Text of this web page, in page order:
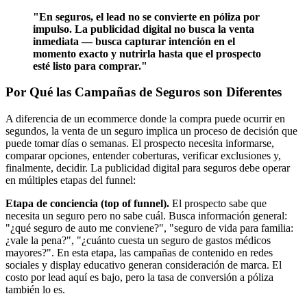
"En seguros, el lead no se convierte en póliza por
impulso. La publicidad digital no busca la venta
inmediata — busca capturar intención en el
momento exacto y nutrirla hasta que el prospecto
esté listo para comprar."
Por Qué las Campañas de Seguros son Diferentes
A diferencia de un ecommerce donde la compra puede ocurrir en
segundos, la venta de un seguro implica un proceso de decisión que
puede tomar días o semanas. El prospecto necesita informarse,
comparar opciones, entender coberturas, verificar exclusiones y,
finalmente, decidir. La publicidad digital para seguros debe operar
en múltiples etapas del funnel:
Etapa de conciencia (top of funnel). El prospecto sabe que
necesita un seguro pero no sabe cuál. Busca información general:
"¿qué seguro de auto me conviene?", "seguro de vida para familia:
¿vale la pena?", "¿cuánto cuesta un seguro de gastos médicos
mayores?". En esta etapa, las campañas de contenido en redes
sociales y display educativo generan consideración de marca. El
costo por lead aquí es bajo, pero la tasa de conversión a póliza
también lo es.